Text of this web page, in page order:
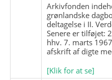
Arkivfonden
grønlandske
deltagelse i II.
Senere er tilføjet:
hhv. 7. marts
afskrift af digte
[Klik for at se]